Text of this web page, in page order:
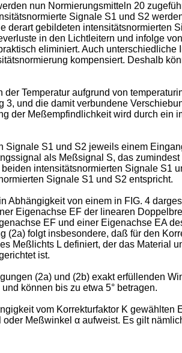
nun Normierungsmitteln 20
Signale S1 und S2
derart gebildeten
in den Lichtleitern und infolge
eliminiert. Auch
kompensiert. Deshalb
Temperatur aufgrund von
und die damit verbundene
der Meßempfindlichkeit wird durch
Signale S1 und S2 jeweils einem
als Meßsignal S, das
intensitätsnormierten Signale S1
Signale S1 und S2 entspricht.
Abhängigkeit von einem in FIG. 4
Eigenachse EF der linearen
EF und einer Eigenachse EA
(2a) folgt insbesondere, daß für den
Meßlichts L definiert, der das Material
ist.
(2a) und (2b) exakt erfüllenden
können bis zu etwa 5° betragen.
vom Korrekturfaktor K
Meßwinkel α aufweist. Es gilt